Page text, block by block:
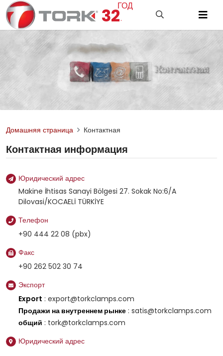
32.
ГОД
Домашняя страница Контактная
Контактная информация
Юридический адрес
Makine İhtisas Sanayi Bölgesi 27. Sokak No:6/A
Dilovasi/KOCAELİ TÜRKİYE
Телефон
+90 444 22 08 (pbx)
Факс
+90 262 502 30 74
Экспорт
Export : export@torkclamps.com
Продажи на внутреннем рынке : satis@torkclamps.com
общий : tork@torkclamps.com
Юридический адрес